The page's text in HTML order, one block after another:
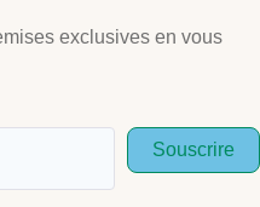
exclusives en vous
Souscrire